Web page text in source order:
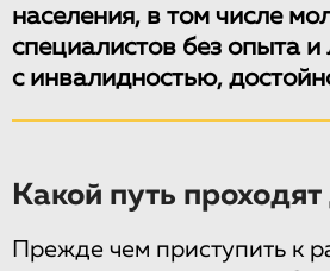
населения, в том числе
специалистов без опыта
с инвалидностью,
Какой путь
Прежде чем приступить к